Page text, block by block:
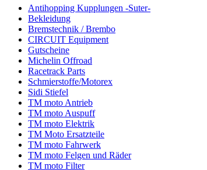
Antihopping Kupplungen -Suter-
Bekleidung
Bremstechnik / Brembo
CIRCUIT Equipment
Gutscheine
Michelin Offroad
Racetrack Parts
Schmierstoffe/Motorex
Sidi Stiefel
TM moto Antrieb
TM moto Auspuff
TM moto Elektrik
TM Moto Ersatzteile
TM moto Fahrwerk
TM moto Felgen und Räder
TM moto Filter